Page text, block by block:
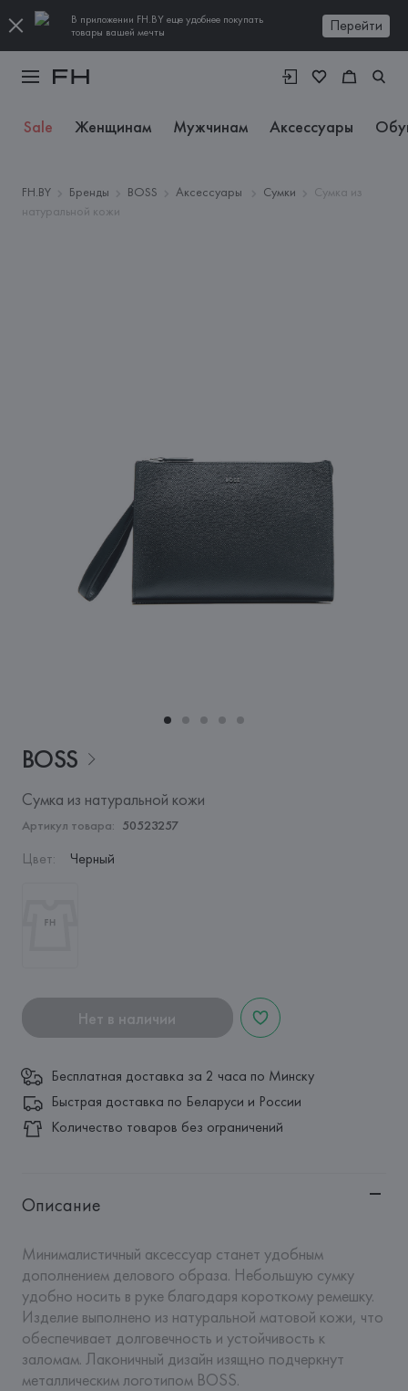
В приложении FH.BY еще удобнее покупать
товары вашей мечты
Перейти
Sale Женщинам Мужчинам Аксессуары
FH.BY Бренды BOSS Аксессуары Сумки
Сумка из
натуральной кожи
BOSS
Сумка из натуральной кожи
Артикул товара: 50523257
Цвет: Черный
Нет в наличии
Бесплатная доставка за 2 часа по Минску
Быстрая доставка по Беларуси и России
Количество товаров без ограничений
Описание
Минималистичный аксессуар станет удобным
дополнением делового образа. Небольшую сумку
удобно носить в руке благодаря короткому ремешку.
Изделие выполнено из натуральной матовой кожи, что
обеспечивает долговечность и устойчивость к
заломам. Лаконичный дизайн изящно подчеркнут
металлическим логотипом BOSS.